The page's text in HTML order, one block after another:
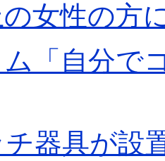
女性の方
「自分で
チ器具が設